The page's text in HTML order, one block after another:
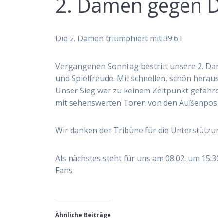
Die 2. Damen triumphiert mit 39:6 !
Vergangenen Sonntag bestritt unsere 2.
und Spielfreude. Mit schnellen, schön
Unser Sieg war zu keinem Zeitpunkt
mit sehenswerten Toren von den
Wir danken der Tribüne für die
Als nächstes steht für uns am 08.02. um
Fans.
Ähnliche Beiträge